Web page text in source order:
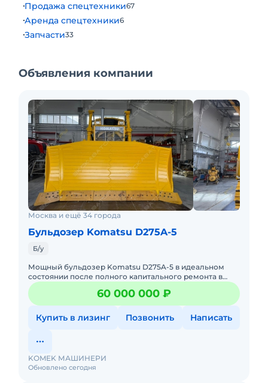
Продажа спецтехники67
Аренда спецтехники6
Запчасти33
Объявления компании
Москва и ещё 34 города
Бульдозер Komatsu D275A-5
Б/у
Мощный бульдозер Komatsu D275A-5 в идеальном
состоянии после полного капитального ремонта в
Ребилд-центре КОМЕК МАШИНЕРИ - официальный
дистрибьютер Komatsu в Ро60 000 000 ₽
Купить в лизинг Позвонить Написать
Обновлено сегодня
KOMEK МАШИНЕРИ